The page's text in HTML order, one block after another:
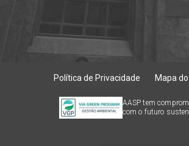
Política de Privacidade Mapa
AASP tem
com o futuro